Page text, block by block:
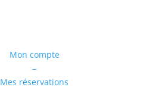
Mon compte
–
Mes réservations